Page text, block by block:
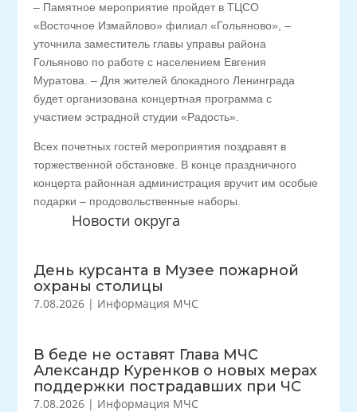
Новости округа
День курсанта в Музее пожарной
охраны столицы
7.08.2026 | Информация МЧС
В беде не оставят Глава МЧС
Александр Куренков о новых мерах
поддержки пострадавших при ЧС
7.08.2026 | Информация МЧС
– Памятное мероприятие пройдет в ТЦСО
«Восточное Измайлово» филиал «Гольяново», –
уточнила заместитель главы управы района
Гольяново по работе с населением Евгения
Муратова. – Для жителей блокадного Ленинграда
будет организована концертная программа с
участием эстрадной студии «Радость».
Всех почетных гостей мероприятия поздравят в
торжественной обстановке. В конце праздничного
концерта районная администрация вручит им особые
подарки – продовольственные наборы.